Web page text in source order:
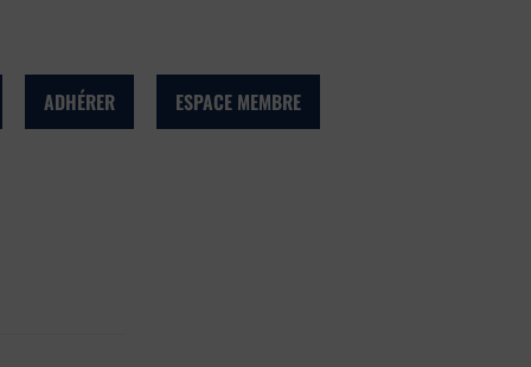
ADHÉRER ESPACE MEMBRE